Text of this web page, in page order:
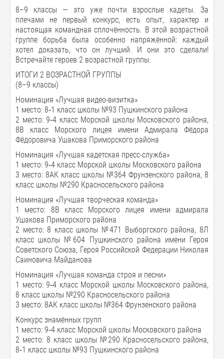
8–9 классы — это уже почти взрослые кадеты. За
плечами не первый конкурс, есть опыт, характер и
настоящая командная сплочённость. В этой возрастной
группе борьба была особенно напряжённой: каждый
хотел доказать, что он лучший. И они это сделали!
Встречайте героев 2 возрастной группы.
ИТОГИ 2 ВОЗРАСТНОЙ ГРУППЫ
(8–9 классы)
Номинация «Лучшая видео-визитка»
1 место: 8‑1 класс школы №93 Пушкинского района
2 место: 9‑4 класс Морской школы Московского района,
8В класс Морского лицея имени Адмирала Фёдора
Фёдоровича Ушакова Приморского района
Номинация «Лучшая кадетская пресс-служба»
1 место: 9‑4 класс Морской школы Московского района
3 место: 8АК класс школы №364 Фрунзенского района, 8
класс школы №290 Красносельского района
Номинация «Лучшая творческая команда»
1 место: 8В класс Морского лицея имени адмирала
Ушакова Приморского района
2 место: 8 класс школы №471 Выборгского района, 8Л
класс школы №604 Пушкинского района имени Героя
Советского Союза, Героя Российской Федерации Николая
Саиновича Майданова
Номинация «Лучшая команда строя и песни»
1 место: 9‑4 класс Морской школы Московского района,
8 класс школы №290 Красносельского района
3 место: 8АК класс школы №364 Фрунзенского района
Конкурс знамённых групп
1 место: 9‑4 класс Морской школы Московского района
2 место: 8 класс школы №290 Красносельского района,
8‑1 класс школы №93 Пушкинского района